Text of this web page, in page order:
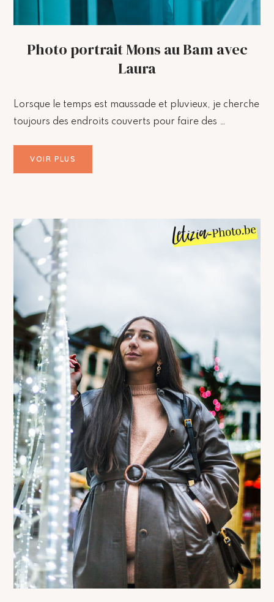
Photo portrait Mons au Bam avec
Laura
Lorsque le temps est maussade et pluvieux, je cherche
toujours des endroits couverts pour faire des …
VOIR PLUS